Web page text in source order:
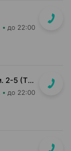
до 22:00
ул. Дунина-Марцинкевича, д. 11-2, пом. 2-5 (ТЦ Раковский кирмаш)
до 22:00